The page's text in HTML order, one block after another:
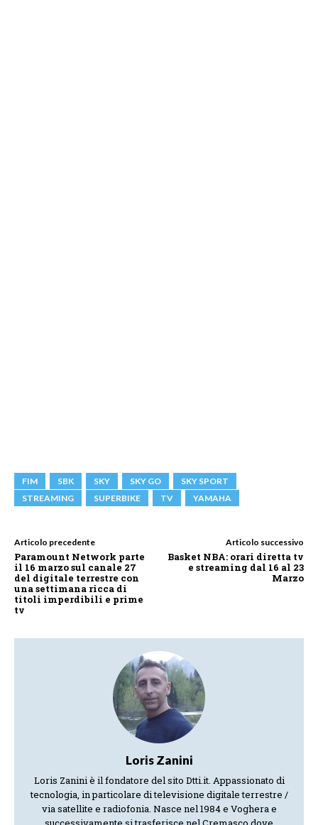
FIM SBK SKY SKY GO
SKY SPORT
STREAMING
SUPERBIKE TV YAMAHA
Articolo precedente
Paramount Network parte
il 16 marzo sul canale 27
del digitale terrestre con
una settimana ricca di
titoli imperdibili e prime
tv
Articolo successivo
Basket NBA: orari diretta tv
e streaming dal 16 al 23
Marzo
Loris Zanini
Loris Zanini è il fondatore del sito Dtti.it. Appassionato di
tecnologia, in particolare di televisione digitale terrestre /
via satellite e radiofonia. Nasce nel 1984 e Voghera e